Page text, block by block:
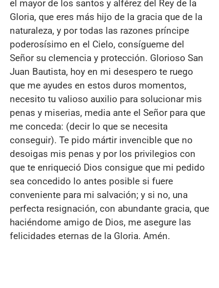
el mayor de los santos y alférez del Rey de la
Gloria, que eres más hijo de la gracia que de la
naturaleza, y por todas las razones príncipe
poderosísimo en el Cielo, consígueme del
Señor su clemencia y protección. Glorioso San
Juan Bautista, hoy en mi desespero te ruego
que me ayudes en estos duros momentos,
necesito tu valioso auxilio para solucionar mis
penas y miserias, media ante el Señor para que
me conceda: (decir lo que se necesita
conseguir). Te pido mártir invencible que no
desoigas mis penas y por los privilegios con
que te enriqueció Dios consigue que mi pedido
sea concedido lo antes posible si fuere
conveniente para mi salvación; y si no, una
perfecta resignación, con abundante gracia, que
haciéndome amigo de Dios, me asegure las
felicidades eternas de la Gloria. Amén.